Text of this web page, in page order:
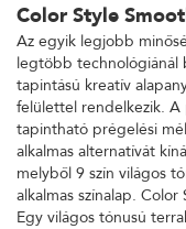
Color Style
Az egyik legjobb
legtöbb technológiánál
tapintású kreatív
felülettel rendelkezik.
tapintható prégelési
alkalmas alternatívát
melyből 9 szín világos
alkalmas színalap.
Egy világos tónusú